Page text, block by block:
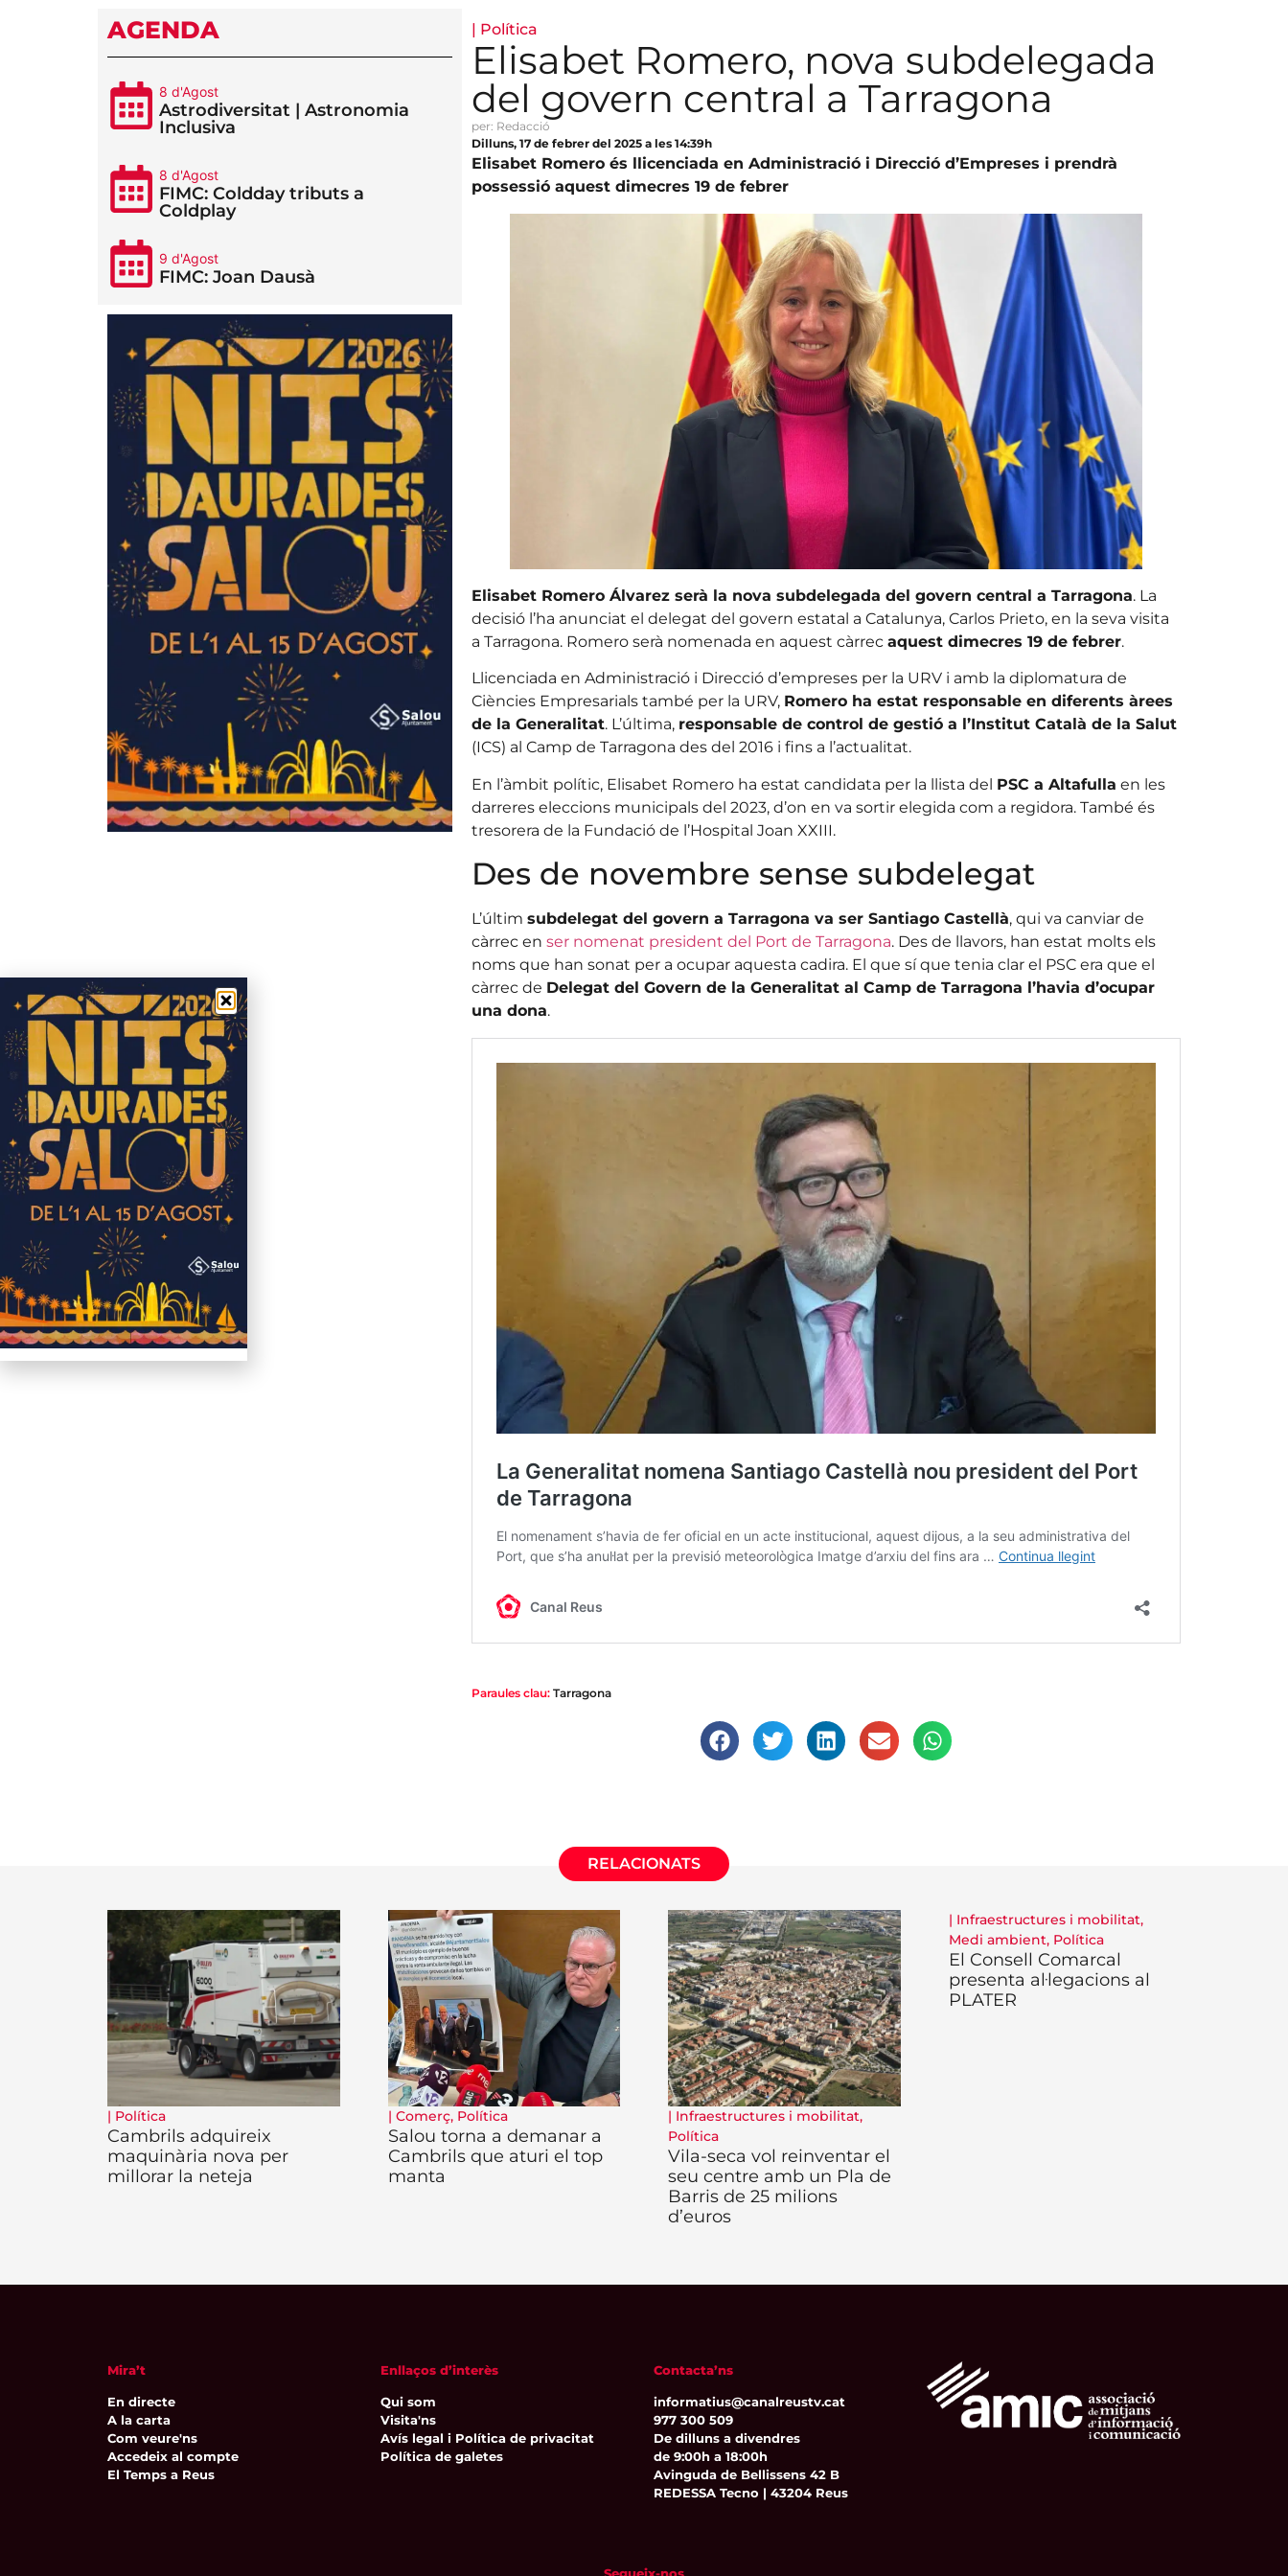
AGENDA
8 d'Agost
Astrodiversitat | Astronomia
Inclusiva
8 d'Agost
FIMC: Coldday tributs a
Coldplay
9 d'Agost
FIMC: Joan Dausà
| Política
Elisabet Romero, nova subdelegada
del govern central a Tarragona
per: Redacció
Dilluns, 17 de febrer del 2025 a les 14:39h
Elisabet Romero és llicenciada en Administració i Direcció d’Empreses i prendrà
possessió aquest dimecres 19 de febrer
Elisabet Romero Álvarez serà la nova subdelegada del govern central a Tarragona. La
decisió l’ha anunciat el delegat del govern estatal a Catalunya, Carlos Prieto, en la seva visita
a Tarragona. Romero serà nomenada en aquest càrrec aquest dimecres 19 de febrer.
Llicenciada en Administració i Direcció d’empreses per la URV i amb la diplomatura de
Ciències Empresarials també per la URV, Romero ha estat responsable en diferents àrees
de la Generalitat. L’última, responsable de control de gestió a l’Institut Català de la Salut
(ICS) al Camp de Tarragona des del 2016 i fins a l’actualitat.
En l’àmbit polític, Elisabet Romero ha estat candidata per la llista del PSC a Altafulla en les
darreres eleccions municipals del 2023, d’on en va sortir elegida com a regidora. També és
tresorera de la Fundació de l’Hospital Joan XXIII.
Des de novembre sense subdelegat
L’últim subdelegat del govern a Tarragona va ser Santiago Castellà, qui va canviar de
càrrec en ser nomenat president del Port de Tarragona. Des de llavors, han estat molts els
noms que han sonat per a ocupar aquesta cadira. El que sí que tenia clar el PSC era que el
càrrec de Delegat del Govern de la Generalitat al Camp de Tarragona l’havia d’ocupar
una dona.
Paraules clau: Tarragona
RELACIONATS
| Política
Cambrils adquireix
maquinària nova per
millorar la neteja
| Comerç, Política
Salou torna a demanar a
Cambrils que aturi el top
manta
| Infraestructures i mobilitat,
Política
Vila-seca vol reinventar el
seu centre amb un Pla de
Barris de 25 milions
d’euros
| Infraestructures i mobilitat,
Medi ambient, Política
El Consell Comarcal
presenta al·legacions al
PLATER
Mira’t
En directe
A la carta
Com veure'ns
Accedeix al compte
El Temps a Reus
Enllaços d’interès
Qui som
Visita'ns
Avís legal i Política de privacitat
Política de galetes
Contacta’ns
informatius@canalreustv.cat
977 300 509
De dilluns a divendres
de 9:00h a 18:00h
Avinguda de Bellissens 42 B
REDESSA Tecno | 43204 Reus